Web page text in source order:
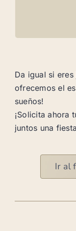
Da igual si
ofrecemos el
sueños!
¡Solicita ahora
juntos una
Ir al